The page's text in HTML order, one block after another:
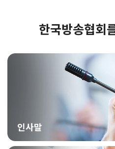
한국방송협회
인사말